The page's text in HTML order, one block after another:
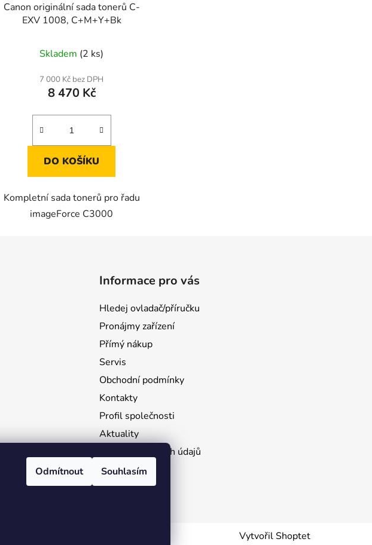
Odmítnout Souhlasím
Canon originální sada tonerů C-
EXV 1008, C+M+Y+Bk
Skladem (2 ks)
7 000 Kč bez DPH
8 470 Kč
DO KOŠÍKU
Kompletní sada tonerů pro řadu
imageForce C3000
Informace pro vás
Hledej ovladač/příručku
Pronájmy zařízení
Přímý nákup
Servis
Obchodní podmínky
Kontakty
Profil společnosti
Aktuality
Ochrana osobních údajů
Ke stažení
Vrácení zboží
Vytvořil Shoptet